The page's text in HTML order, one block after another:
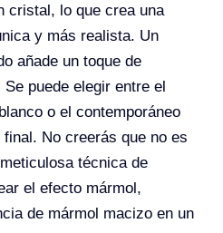
cristal, lo que crea una
y más realista. Un
añade un toque de
puede elegir entre el
o el contemporáneo
No creerás que no es
técnica de
el efecto mármol,
de mármol macizo en un